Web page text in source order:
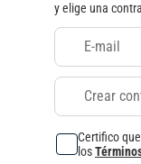
y elige una
E-mail
Crear
Certifico
los